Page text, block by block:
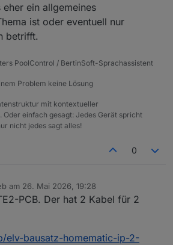
ein allgemeines
ist oder eventuell nur
betrifft.
PoolControl / BertinSoft-Sprachassistent
Problem keine Lösung
mit kontextueller
Oder einfach gesagt: Jedes Gerät spricht
nicht jedes sagt alles!
0
am 26. Mai 2026, 19:28
editiert von
PCB. Der hat 2 Kabel für 2
elv-bausatz-homematic-ip-2-